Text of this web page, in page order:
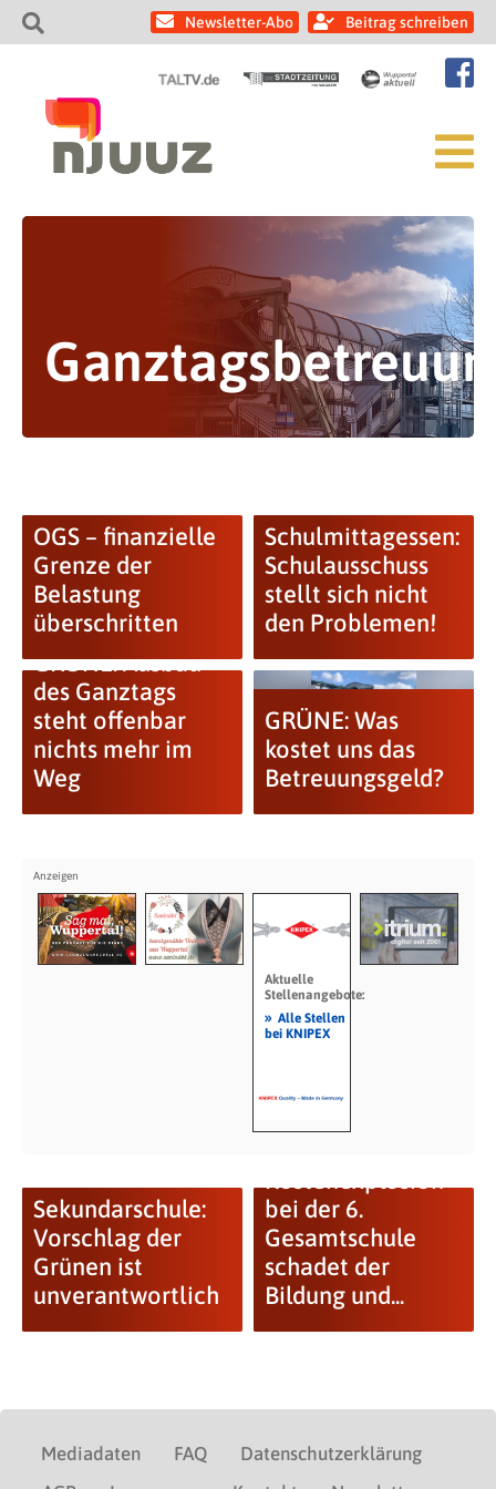
Newsletter-Abo Beitrag schreiben
OGS – finanzielle
Grenze der
Belastung
überschritten
Schulmittagessen:
Schulausschuss
stellt sich nicht
den Problemen!
GRÜNE: Ausbau
des Ganztags
steht offenbar
nichts mehr im
Weg
GRÜNE: Was
kostet uns das
Betreuungsgeld?
Aktuelle
Stellenangebote:
» Alle Stellen
bei KNIPEX
Sekundarschule:
Vorschlag der
Grünen ist
unverantwortlich
bei der 6.
Gesamtschule
schadet der
Bildung und...
Mediadaten FAQ
Datenschutzerklärung